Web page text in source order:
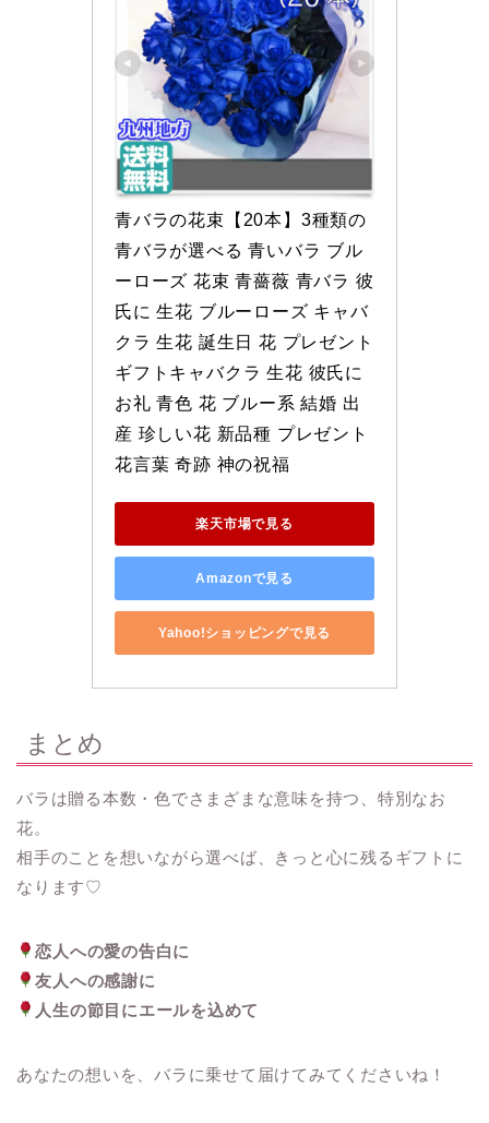
青バラの花束【20本】3種類の
青バラが選べる 青いバラ ブル
ーローズ 花束 青薔薇 青バラ 彼
氏に 生花 ブルーローズ キャバ
クラ 生花 誕生日 花 プレゼント
ギフトキャバクラ 生花 彼氏に
お礼 青色 花 ブルー系 結婚 出
産 珍しい花 新品種 プレゼント
花言葉 奇跡 神の祝福
楽天市場で見る
Amazonで見る
Yahoo!ショッピングで見る
まとめ
バラは贈る本数・色でさまざまな意味を持つ、特別なお
花。
相手のことを想いながら選べば、きっと心に残るギフトに
なります♡
恋人への愛の告白に
友人への感謝に
人生の節目にエールを込めて
あなたの想いを、バラに乗せて届けてみてくださいね！